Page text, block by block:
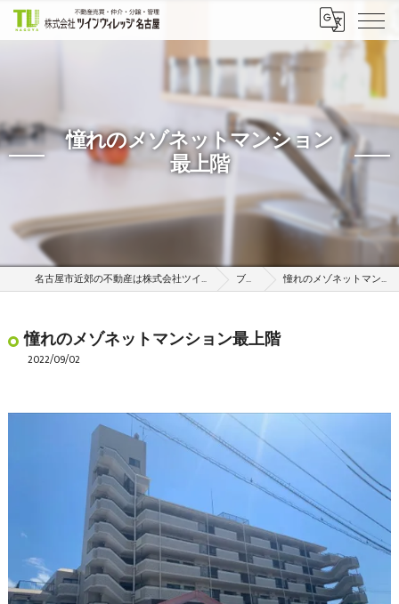
憧れのメゾネットマンション
最上階
名古屋市近郊の不動産は株式会社ツインヴィレッジ名古屋 ブログ 憧れのメゾネットマンション最上階
憧れのメゾネットマンション最上階
2022/09/02